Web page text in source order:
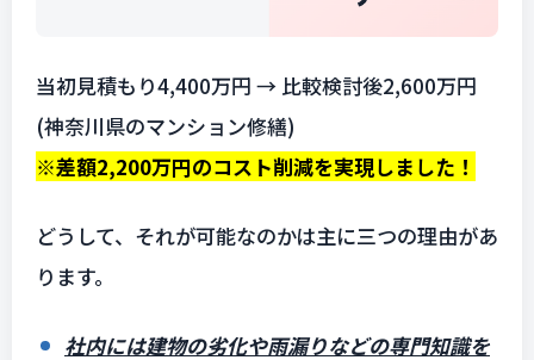
当初見積もり4,400万円 → 比較検討後2,600万円
(神奈川県のマンション修繕)
※差額2,200万円のコスト削減を実現しました！
どうして、それが可能なのかは主に三つの理由があ
ります。
社内には建物の劣化や雨漏りなどの専門知識を